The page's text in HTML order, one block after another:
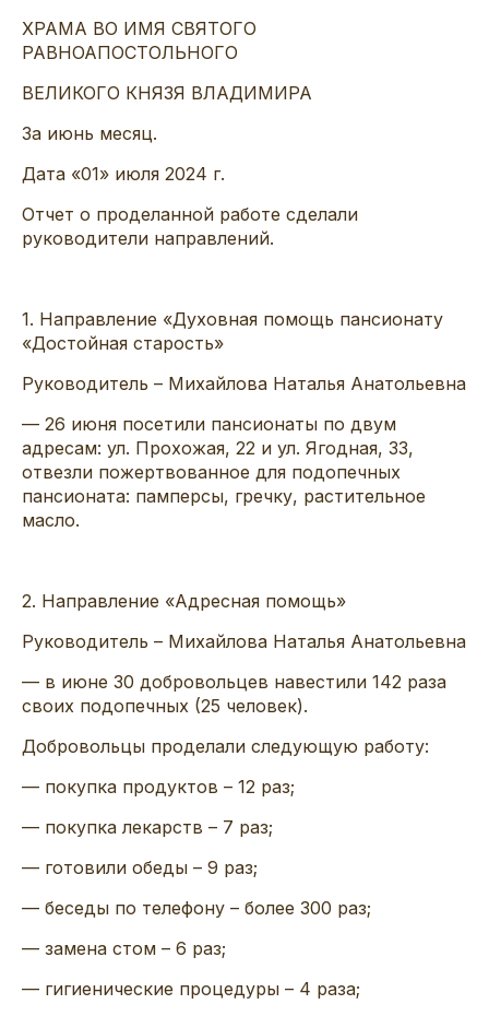
ХРАМА ВО ИМЯ СВЯТОГО
РАВНОАПОСТОЛЬНОГО
ВЕЛИКОГО КНЯЗЯ ВЛАДИМИРА
За июнь месяц.
Дата «01» июля 2024 г.
Отчет о проделанной работе сделали
руководители направлений.
1. Направление «Духовная помощь пансионату
«Достойная старость»
Руководитель – Михайлова Наталья Анатольевна
— 26 июня посетили пансионаты по двум
адресам: ул. Прохожая, 22 и ул. Ягодная, 33,
отвезли пожертвованное для подопечных
пансионата: памперсы, гречку, растительное
масло.
2. Направление «Адресная помощь»
Руководитель – Михайлова Наталья Анатольевна
— в июне 30 добровольцев навестили 142 раза
своих подопечных (25 человек).
Добровольцы проделали следующую работу:
— покупка продуктов – 12 раз;
— покупка лекарств – 7 раз;
— готовили обеды – 9 раз;
— беседы по телефону – более 300 раз;
— замена стом – 6 раз;
— гигиенические процедуры – 4 раза;